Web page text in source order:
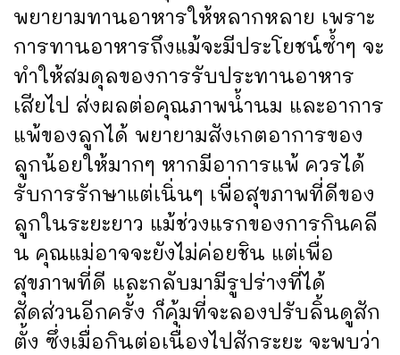
พยายามทานอาหารให้หลากหลาย เพราะ
การทานอาหารถึงแม้จะมีประโยชน์ซ้ำๆ จะ
ทำให้สมดุลของการรับประทานอาหาร
เสียไป ส่งผลต่อคุณภาพน้ำนม และอาการ
แพ้ของลูกได้ พยายามสังเกตอาการของ
ลูกน้อยให้มากๆ หากมีอาการแพ้ ควรได้
รับการรักษาแต่เนิ่นๆ เพื่อสุขภาพที่ดีของ
ลูกในระยะยาว แม้ช่วงแรกของการกินคลี
น คุณแม่อาจจะยังไม่ค่อยชิน แต่เพื่อ
สุขภาพที่ดี และกลับมามีรูปร่างที่ได้
สัดส่วนอีกครั้ง ก็คุ้มที่จะลองปรับลิ้นดูสัก
ตั้ง ซึ่งเมื่อกินต่อเนื่องไปสักระยะ จะพบว่า